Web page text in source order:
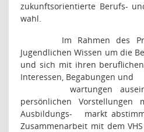
zukunftsorientierte Berufs-
wahl.
Im Rahmen des
Jugendlichen Wissen um die
und sich mit ihren
Interessen, Begabungen und
wartungen
persönlichen Vorstellungen
Ausbildungs-
markt
Zusammenarbeit mit dem VHS